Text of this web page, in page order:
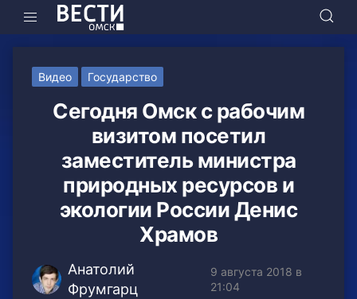
Видео Государство
Сегодня Омск с рабочим
визитом посетил
заместитель министра
природных ресурсов и
экологии России Денис
Храмов
Анатолий
Фрумгарц
9 августа 2018 в
21:04